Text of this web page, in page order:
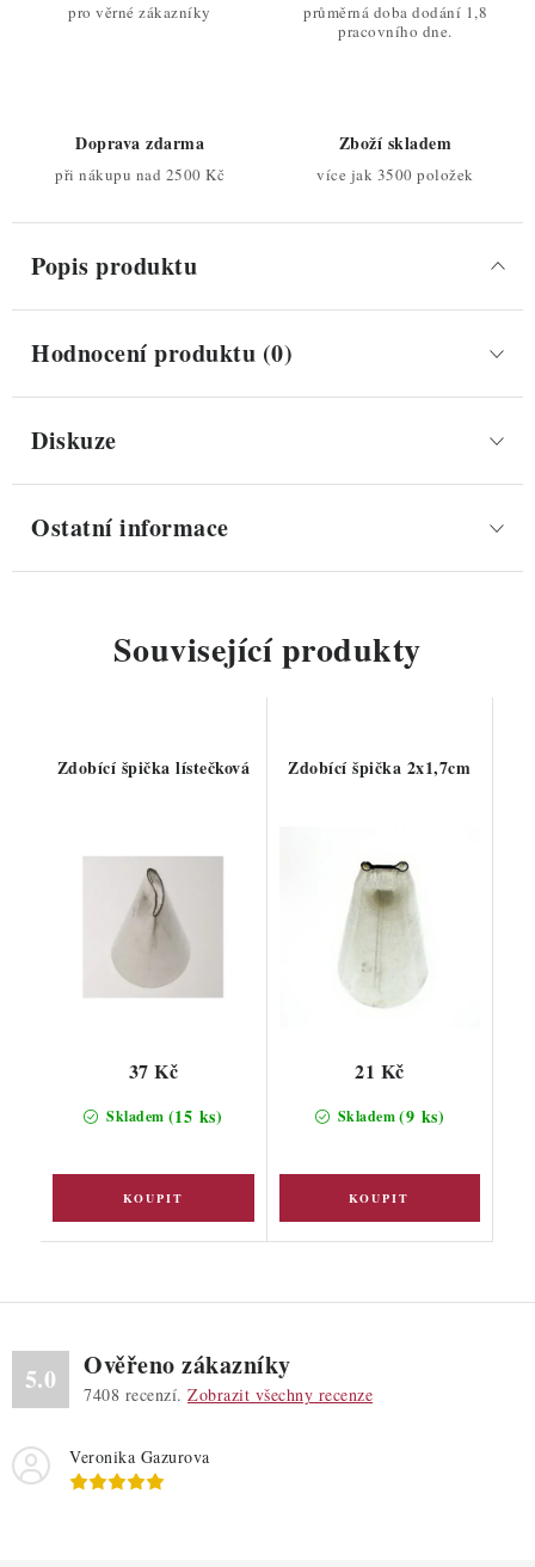
pro věrné zákazníky
průměrná doba dodání 1,8
pracovního dne.
Doprava zdarma
při nákupu nad 2500 Kč
Zboží skladem
více jak 3500 položek
Popis produktu
Hodnocení produktu (0)
Diskuze
Ostatní informace
Související produkty
Zdobící špička lístečková
Skladem (15 ks)
37 Kč
Zdobící špička 2x1,7cm
Skladem(9 ks)
21 Kč
5.0 Ověřeno zákazníky
7408 recenzí. Zobrazit všechny recenze
Veronika Gazurova